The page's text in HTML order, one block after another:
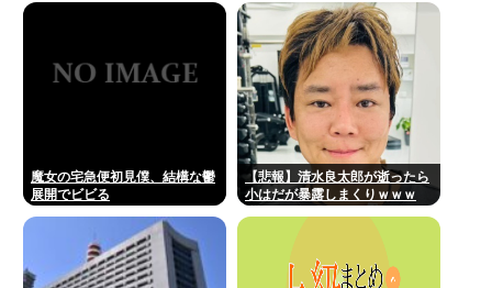
らまず晒す！これが令和のレス
バや！
魔女の宅急便初見僕、結構な鬱
展開でビビる
【悲報】清水良太郎が逝ったら
小はだが暴露しまくりｗｗｗ